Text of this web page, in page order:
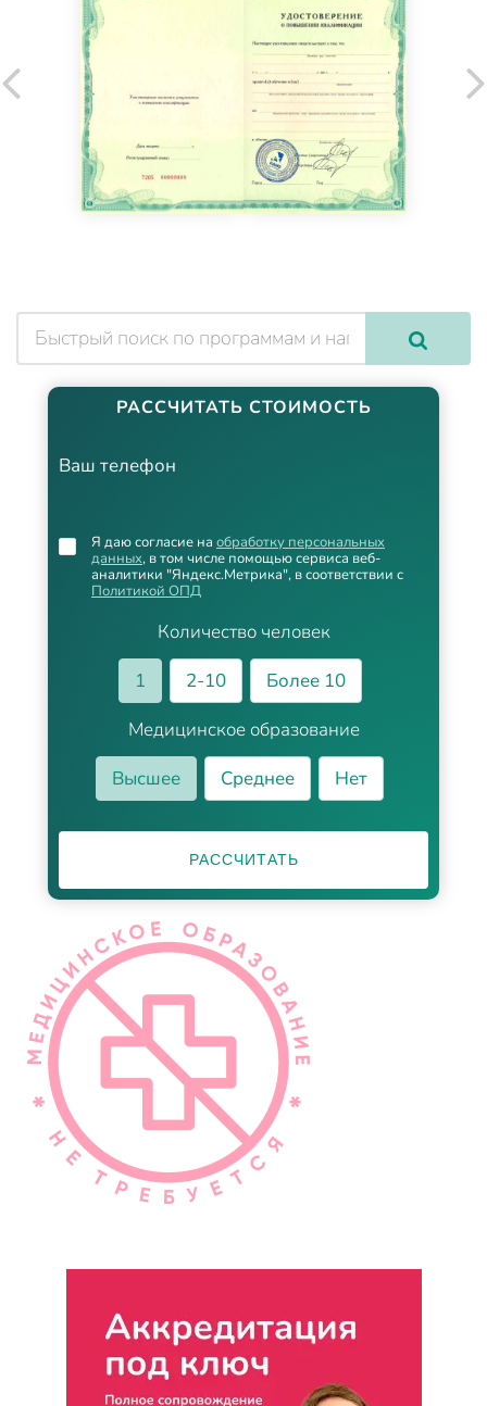
РАССЧИТАТЬ СТОИМОСТЬ
Ваш телефон
Количество человек
1
2-10
Более 10
Медицинское образование
Высшее
Среднее Нет
Я даю согласие на обработку персональных
данных, в том числе помощью сервиса веб-
аналитики "Яндекс.Метрика", в соответствии с
Политикой ОПД
РАССЧИТАТЬ